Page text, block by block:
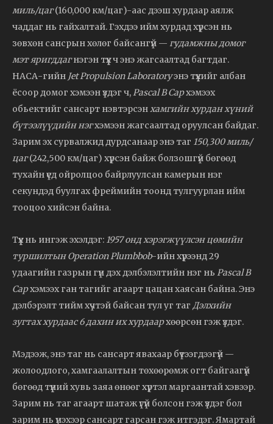
миль/цаг(160,000 км/цаг)-аас дээш хурдаар аялж
чаддаг нь гайхалтай. Гэхдээ ийм хурдад хүрсэн нь
зөвхөн сансрын хөлөг байсангүй — гудамжны домог
мэт яригддагнэгэн түүх ч энэ жагсаалтад багтдаг.
НАСА-гийн Jet Propulsion Laboratoryэнэ түүхийг албан
ёсоор домог хэмээн үздэг ч,Pascal B Capхэмээх
обьектийг сансарт нэвтэрсэнхамгийн хурдан хүний
бүтээлүүдийн нэгхэмээн жагсаалтад оруулсан байдаг.
Зарим эх сурвалжид дурдсанаар энэ таг 150,300 миль/
цаг(242,500 км/цаг) хүрсэн байж болзошгүй бөгөөд
тухайн үед ойролцоо байрлуулсан камерын нэг
секундэд буулгах фреймийн тоонд тулгуурлан ийм
тооцоо хийсэн байна.
Түүх нь ингэж эхэлдэг: 1957 онд хэрэгжүүлсэн цөмийн
туршилтын Operation Plumbbob-ийн хүрээнд 29
удаагийн газрын гүн дэх дэлбэлэлтийн нэг нь Pascal B
Capхэмээх ган тагийг агаарт цацан хаясан байна. Энэ
дэлбэрэлт тийм хүчтэй байсан тул уг таг Дэлхийн
зугтах хурдаас 6 дахин их хурдаархөөрсөн гэж үздэг.
Мэдээж, энэ таг нь сансарт явахаар бүтээгдээгүй —
жолоодлого, хамгаалалтын төхөөрөмж огт байгаагүй
бөгөөд түүний хувь заяа өнөөг хүртэл маргаантай хэвээр.
Зарим нь таг агаарт шатаж үгүй болсон гэж үздэг бол
зарим нь үнэхээр сансарт гарсан гэж итгэдэг. Ямартай